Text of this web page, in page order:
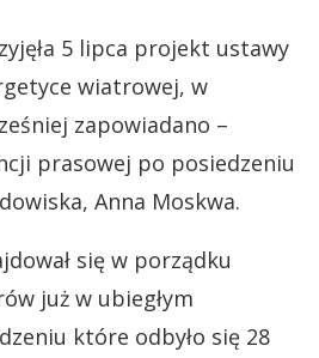
5 lipca projekt ustawy
wiatrowej, w
zapowiadano –
prasowej po posiedzeniu
Anna Moskwa.
się w porządku
już w ubiegłym
które odbyło się 28